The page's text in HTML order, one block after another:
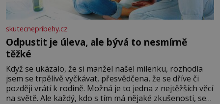
skutecnepribehy.cz
Odpustit je úleva, ale bývá to nesmírně
těžké
Když se ukázalo, že si manžel našel milenku, rozhodla
jsem se trpělivě vyčkávat, přesvědčena, že se dříve či
později vrátí k rodině. Možná je to jedna z nejtěžších věcí
na světě. Ale každý, kdo s tím má nějaké zkušenosti, se